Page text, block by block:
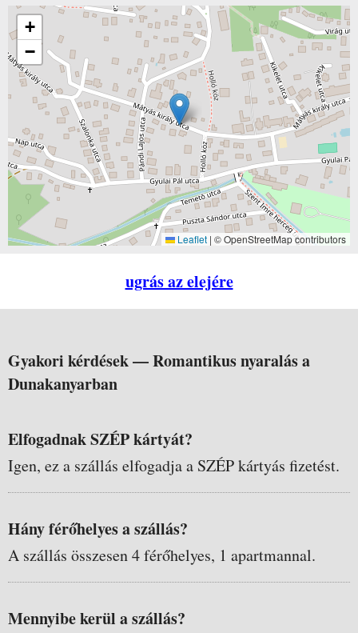
+
−
Leaflet | © OpenStreetMap contributors
ugrás az elejére
Gyakori kérdések —Romantikus nyaralás a
Dunakanyarban
Elfogadnak SZÉP kártyát?
Igen, ez a szállás elfogadja a SZÉP kártyás fizetést.
Hány férőhelyes a szállás?
A szállás összesen 4 férőhelyes, 1 apartmannal.
Mennyibe kerül a szállás?